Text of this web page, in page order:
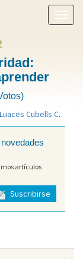
menú
Luaces Cubells C.
artículos
Suscribirse